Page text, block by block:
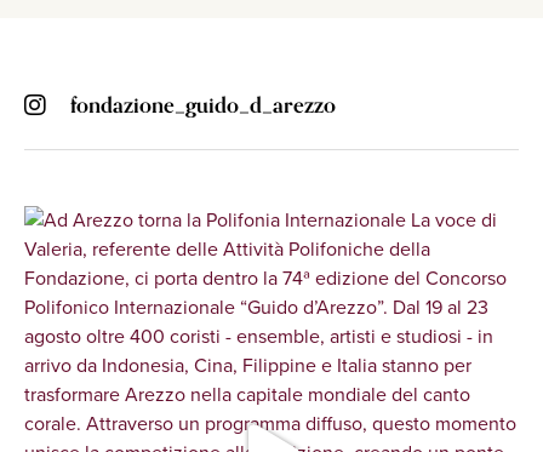
fondazione_guido_d_arezzo